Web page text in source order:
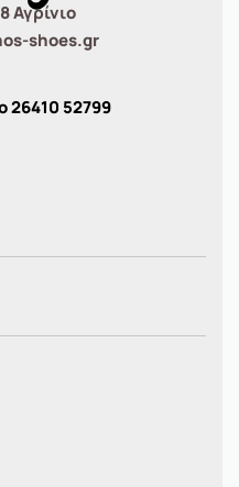
Αγρίνιο
shoes.gr
26410 52799